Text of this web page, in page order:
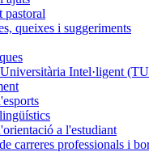
pastoral
queixes i suggeriments
Intel·ligent
a l'estudiant
carreres professionals i